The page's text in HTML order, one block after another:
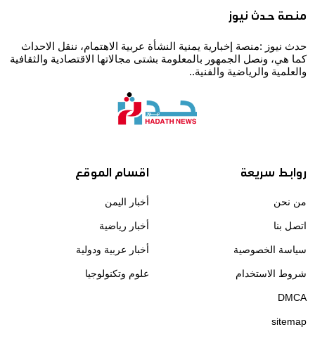
منصة حدث نيوز
حدث نيوز :منصة إخبارية يمنية النشأة عربية الاهتمام، ننقل الاحداث
كما هي، ونصل الجمهور بالمعلومة بشتى مجالاتها الاقتصادية والثقافية
والعلمية والرياضية والفنية..
روابط سريعة
من نحن
اتصل بنا
سياسة الخصوصية
شروط الاستخدام
DMCA
sitemap
اقسام الموقع
أخبار اليمن
أخبار رياضية
أخبار عربية ودولية
علوم وتكنولوجيا